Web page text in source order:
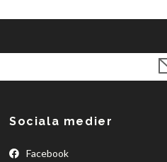
Sociala medier
Facebook